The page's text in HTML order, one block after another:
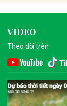
VIDEO
Theo dõi trên